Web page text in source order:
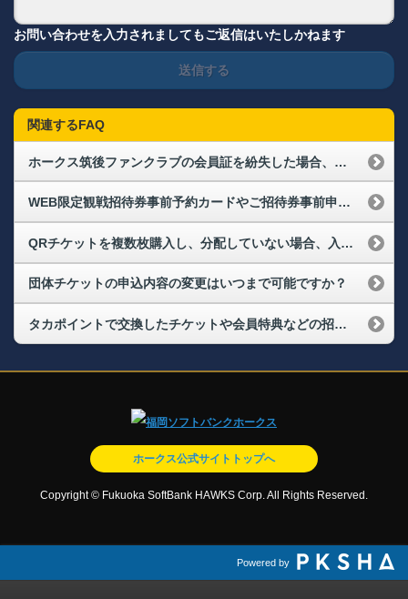
お問い合わせを入力されましてもご返信はいたしかねます
送信する
関連するFAQ
ホークス筑後ファンクラブの会員証を紛失した場合、どうすればよいですか？
WEB限定観戦招待券事前予約カードやご招待券事前申込カードを予約したい
QRチケットを複数枚購入し、分配していない場合、入場者全員揃わないと入場できませんか？
団体チケットの申込内容の変更はいつまで可能ですか？
タカポイントで交換したチケットや会員特典などの招待券（事前申込カード）、観戦チケット事前予約カードの購入状況や発券に必要な払込票番号がわからない
ホークス公式サイトトップへ
Copyright © Fukuoka SoftBank HAWKS Corp. All Rights Reserved.
Powered by